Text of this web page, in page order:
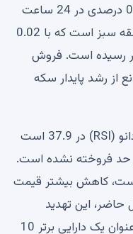
می شود که نشان دهنده کاهش 0.49 درصدی در 24 ساعت
گذشته است. حجم معاملات در منطقه سبز است که با 0.02
میلیون دلار رسیده است. فروش
از رشد پایدار سکه
با این حال، شاخص قدرت نسبی کاردانو (RSI) در 37.9 است
فروخته نشده است.
کاهش بیشتر قیمت
این تهدید
جلوگیری شده است و شهرت آن به عنوان یک دارایی برتر 10